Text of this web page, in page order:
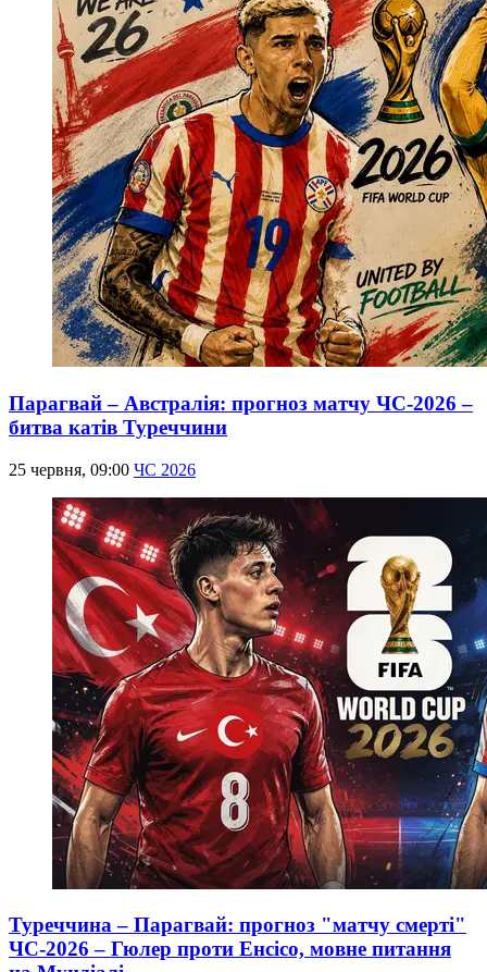
Парагвай – Австралія: прогноз матчу ЧС-2026 –
битва катів Туреччини
25 червня, 09:00 ЧС 2026
Туреччина – Парагвай: прогноз "матчу смерті"
ЧС-2026 – Гюлер проти Енсісо, мовне питання